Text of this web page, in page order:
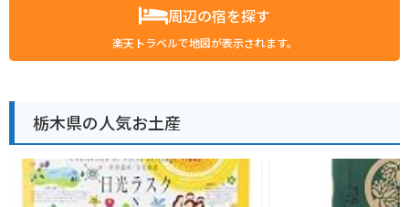
周辺の宿を探す
楽天トラベルで地図が表示されます。
栃木県の人気お土産